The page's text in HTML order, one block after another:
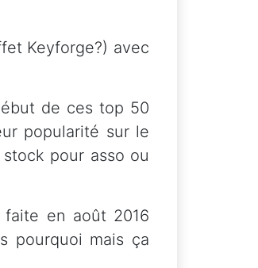
Keyforge?) avec
de ces top 50
popularité sur le
pour asso ou
en août 2016
pourquoi mais ça